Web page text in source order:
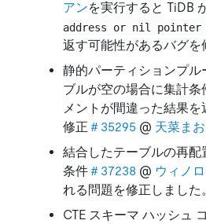
アンを実行すると TiDB
address or nil pointer
返す可能性があるバグを
静的パーティションプ
ブルが空の場合に集計条
メントが間違った結果
修正 ＃35295 @ 天菜まお
結合したテーブルの再
条件＃37238 @ ウィノ
れる問題を修正しました。
CTE スキーマ ハッシュ